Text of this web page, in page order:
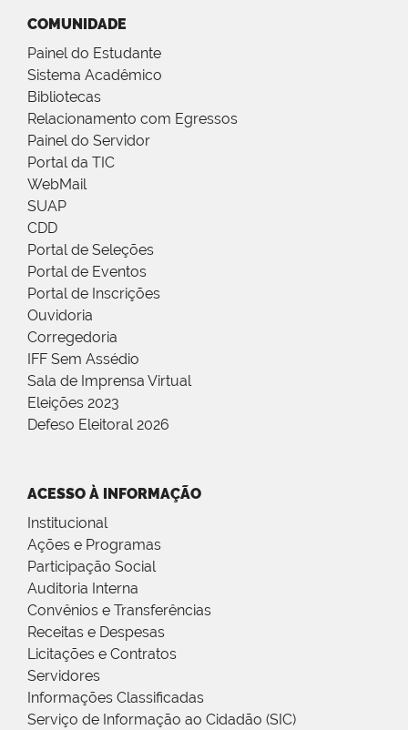
COMUNIDADE
Painel do Estudante
Sistema Acadêmico
Bibliotecas
Relacionamento com Egressos
Painel do Servidor
Portal da TIC
WebMail
SUAP
CDD
Portal de Seleções
Portal de Eventos
Portal de Inscrições
Ouvidoria
Corregedoria
IFF Sem Assédio
Sala de Imprensa Virtual
Eleições 2023
Defeso Eleitoral 2026
ACESSO À INFORMAÇÃO
Institucional
Ações e Programas
Participação Social
Auditoria Interna
Convênios e Transferências
Receitas e Despesas
Licitações e Contratos
Servidores
Informações Classificadas
Serviço de Informação ao Cidadão (SIC)